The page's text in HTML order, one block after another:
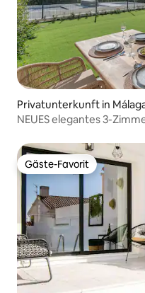
Privatunterkunft in
NEUES elegantes 3-
Gäste-Favorit
Gäste-Favorit